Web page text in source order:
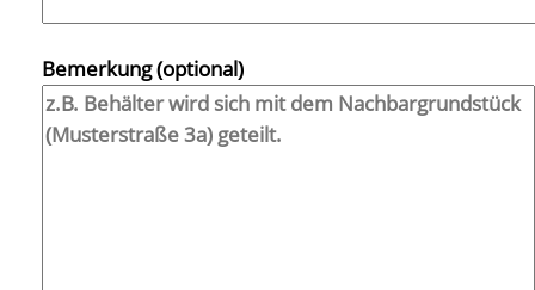
Bemerkung (optional)